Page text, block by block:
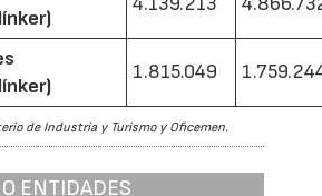
1.815.049
de Industria y Turismo y Oficemen.
ENTIDADES